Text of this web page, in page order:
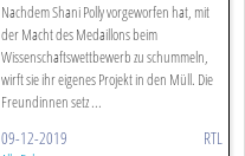
Nachdem Shani Polly vorgeworfen hat, mit
der Macht des Medaillons beim
Wissenschaftswettbewerb zu schummeln,
wirft sie ihr eigenes Projekt in den Müll. Die
Freundinnen setz ...
09-12-2019 RTL